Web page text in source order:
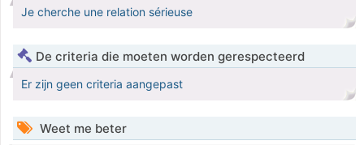
Je cherche une relation sérieuse
De criteria die moeten worden gerespecteerd
Er zijn geen criteria aangepast
Weet me beter